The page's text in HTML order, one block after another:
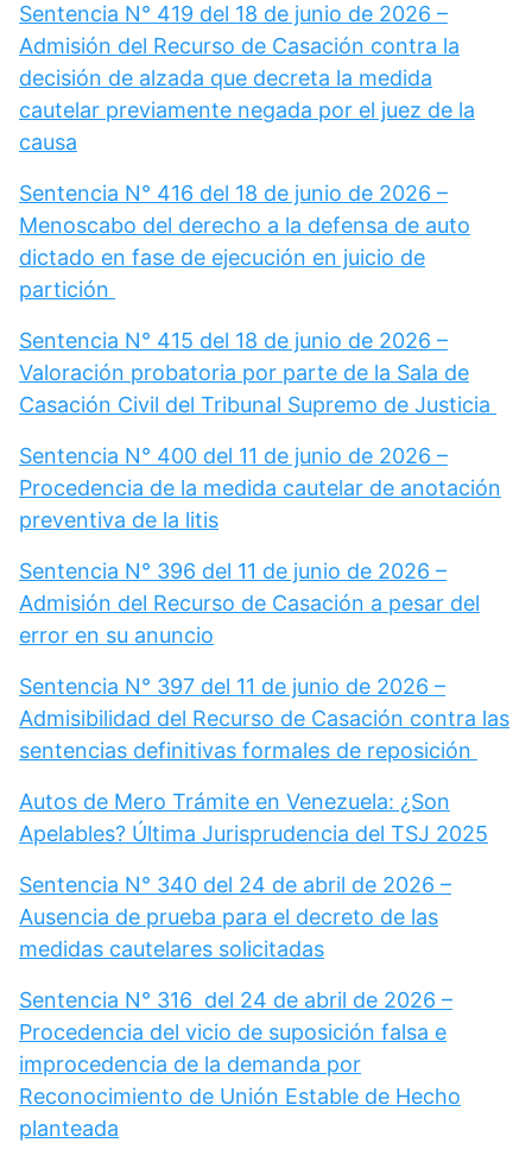
Sentencia N° 419 del 18 de junio de 2026 –
Admisión del Recurso de Casación contra la
decisión de alzada que decreta la medida
cautelar previamente negada por el juez de la
causa
Sentencia N° 416 del 18 de junio de 2026 –
Menoscabo del derecho a la defensa de auto
dictado en fase de ejecución en juicio de
partición
Sentencia N° 415 del 18 de junio de 2026 –
Valoración probatoria por parte de la Sala de
Casación Civil del Tribunal Supremo de Justicia
Sentencia N° 400 del 11 de junio de 2026 –
Procedencia de la medida cautelar de anotación
preventiva de la litis
Sentencia N° 396 del 11 de junio de 2026 –
Admisión del Recurso de Casación a pesar del
error en su anuncio
Sentencia N° 397 del 11 de junio de 2026 –
Admisibilidad del Recurso de Casación contra las
sentencias definitivas formales de reposición
Autos de Mero Trámite en Venezuela: ¿Son
Apelables? Última Jurisprudencia del TSJ 2025
Sentencia N° 340 del 24 de abril de 2026 –
Ausencia de prueba para el decreto de las
medidas cautelares solicitadas
Sentencia N° 316 del 24 de abril de 2026 –
Procedencia del vicio de suposición falsa e
improcedencia de la demanda por
Reconocimiento de Unión Estable de Hecho
planteada